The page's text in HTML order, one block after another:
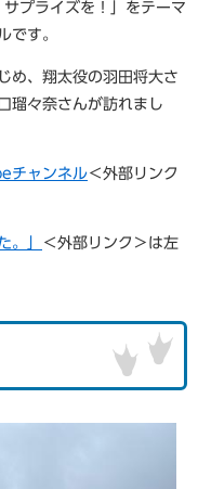
プライズを！」をテーマ
です。
め、翔太役の羽田将大さ
瑠々奈さんが訪れまし
チャンネル＜外部リンク
。」 ＜外部リンク＞ は左